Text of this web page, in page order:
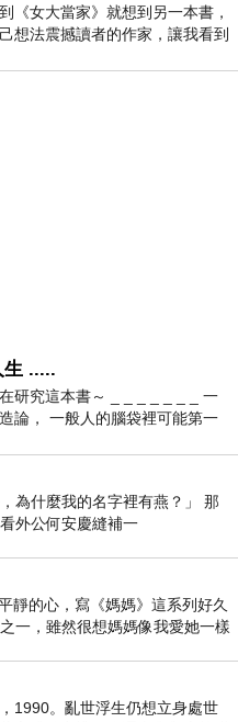
《女大當家》就想到另一本書，
想法震撼讀者的作家，讓我看到
《女大
生 .....
研究這本書～ _ _ _ _ _ _ _ 一
論， 一般人的腦袋裡可能第一
很科
為什麼我的名字裡有燕？」 那
外公何安慶縫補一
靜的心，寫《媽媽》這系列好久
一，雖然很想媽媽像我愛她一樣
1990。亂世浮生仍想立身處世